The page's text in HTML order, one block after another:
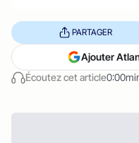
Écoutez cet article
PARTAGER
Ajouter